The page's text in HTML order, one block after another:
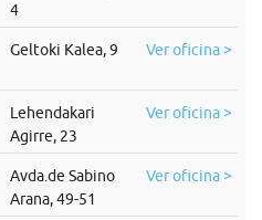
4
Geltoki Kalea, 9 Ver oficina >
Lehendakari
Agirre, 23
Ver oficina >
Avda.de Sabino
Arana, 49-51
Ver oficina >